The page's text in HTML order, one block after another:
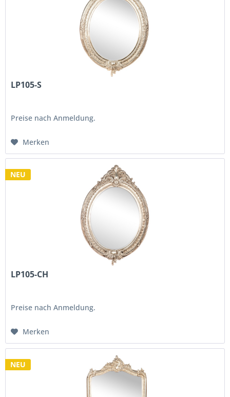
LP105-S
Preise nach Anmeldung.
Merken
NEU
LP105-CH
Preise nach Anmeldung.
Merken
NEU